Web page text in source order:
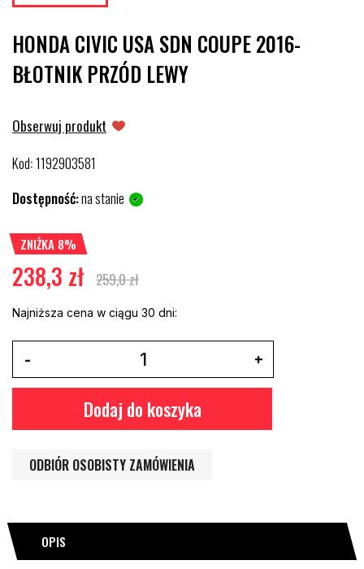
HONDA CIVIC USA SDN COUPE 2016-
BŁOTNIK PRZÓD LEWY
Obserwuj produkt
Kod:1192903581
Dostępność:na stanie
ZNIŻKA 8%
238,3 zł 259,0 zł
Najniższa cena w ciągu 30 dni:
Dodaj do koszyka
ODBIÓR OSOBISTY ZAMÓWIENIA
OPIS